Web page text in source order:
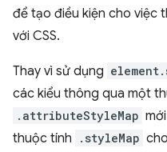
để tạo điều kiện cho việc
với CSS.
Thay vì sử dụng
các kiểu thông qua một
.attributeStyleMap
thuộc tính
.styleMap